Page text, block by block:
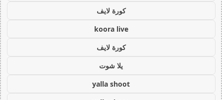
كورة لايف
koora live
كورة لايف
يلا شوت
yalla shoot